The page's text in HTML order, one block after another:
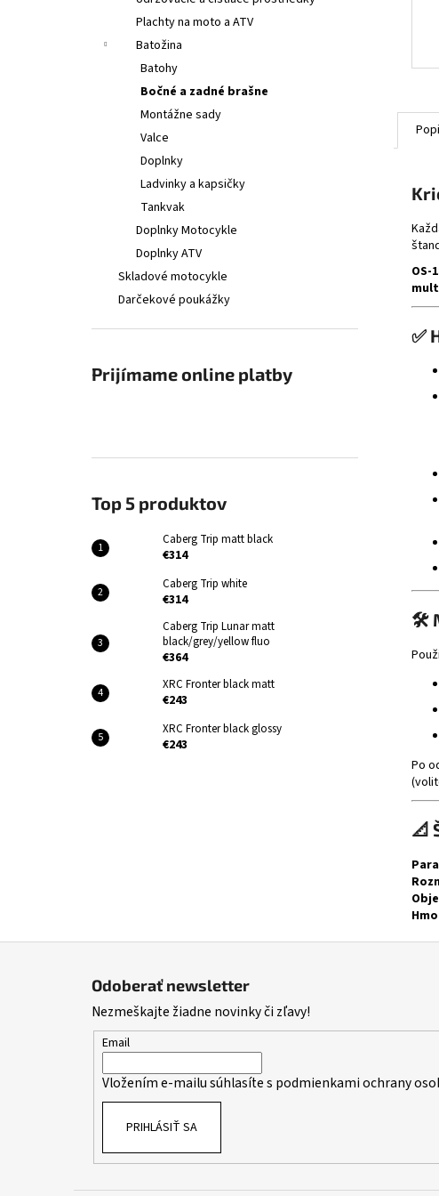
Plachty na moto a ATV
Batožina
Batohy
Bočné a zadné brašne
Montážne sady
Valce
Doplnky
Ladvinky a kapsičky
Tankvak
Doplnky Motocykle
Doplnky ATV
Skladové motocykle
Darčekové poukážky
Prijímame online platby
Top 5 produktov
Caberg Trip matt black
€314
Caberg Trip white
€314
Caberg Trip Lunar matt
black/grey/yellow fluo
€364
XRC Fronter black matt
€243
XRC Fronter black glossy
€243
OS-
✅
🛠️
Po
📐
Odoberať newsletter
Nezmeškajte žiadne novinky či zľavy!
Email
Vložením e-mailu súhlasíte s podmienkami ochrany
PRIHLÁSIŤ SA